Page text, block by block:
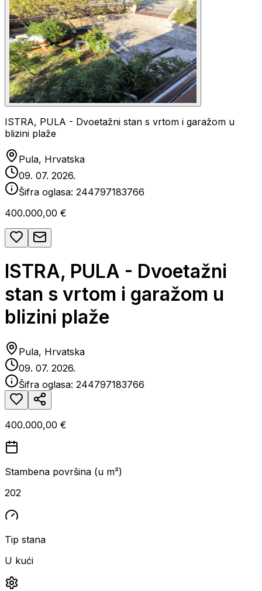
ISTRA, PULA - Dvoetažni stan s vrtom i garažom u
blizini plaže
Pula, Hrvatska
09. 07. 2026.
Šifra oglasa: 244797183766
400.000,00 €
ISTRA, PULA - Dvoetažni
stan s vrtom i garažom u
blizini plaže
Pula, Hrvatska
09. 07. 2026.
Šifra oglasa: 244797183766
400.000,00 €
Stambena površina (u m²)
202
Tip stana
U kući